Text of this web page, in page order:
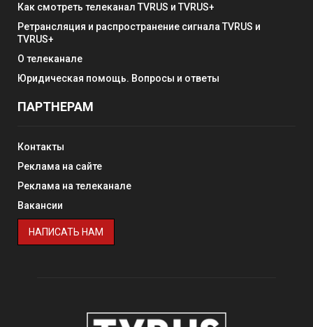
Как смотреть телеканал TVRUS и TVRUS+
Ретрансляция и распространение сигнала TVRUS и
TVRUS+
О телеканале
Юридическая помощь. Вопросы и ответы
ПАРТНЕРАМ
Контакты
Реклама на сайте
Реклама на телеканале
Вакансии
НАПИСАТЬ НАМ